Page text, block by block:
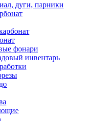
дуги, парники
фонари
инвентарь